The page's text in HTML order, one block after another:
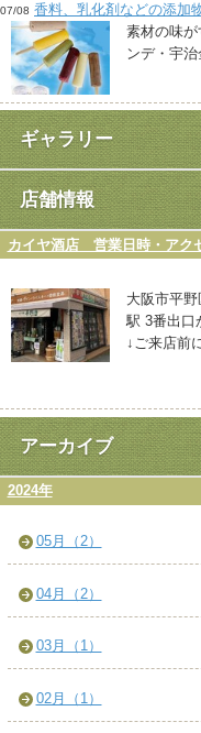
07/08 香料、乳化剤などの添加
素材の味
ンデ・宇
ギャラリー
店舗情報
カイヤ酒店 営業日時・アク
大阪市平
駅 3番出口
↓ご来店前
アーカイブ
2024年
05月（2）
04月（2）
03月（1）
02月（1）